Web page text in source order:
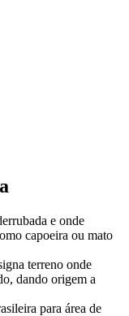
e onde
capoeira ou mato
terreno onde
dando origem a
para área de